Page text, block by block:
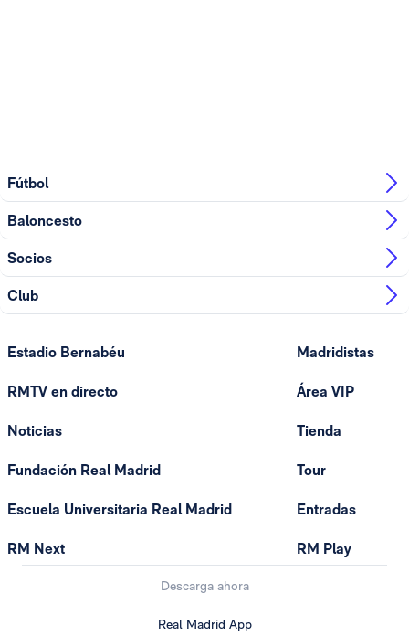
Fútbol
Baloncesto
Socios
Club
Estadio Bernabéu
RMTV en directo
Noticias
Fundación Real Madrid
Escuela Universitaria Real Madrid
RM Next
Madridistas
Área VIP
Tienda
Tour
Entradas
RM Play
Descarga ahora
Real Madrid App